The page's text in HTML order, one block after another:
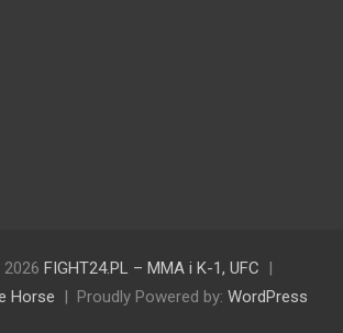
FIGHT24.PL – MMA i K-1, UFC
Horse Proudly Powered by: WordPress